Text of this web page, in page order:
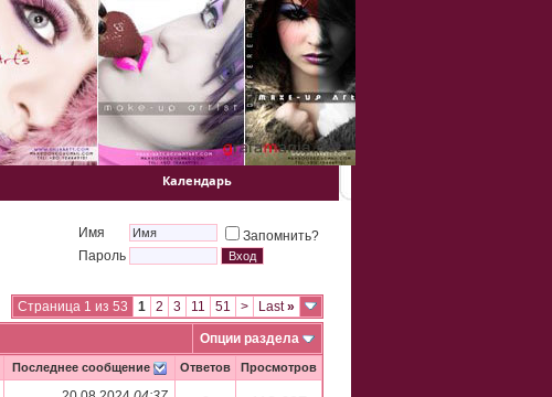
Календарь
Имя
Запомнить?
Пароль
Страница 1 из 53 1 2 3 11 51 > Last»
Опции раздела
Последнее сообщение Ответов Просмотров